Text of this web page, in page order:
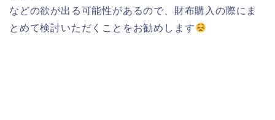
などの欲が出る可能性があるので、財布購入の際にま
とめて検討いただくことをお勧めします